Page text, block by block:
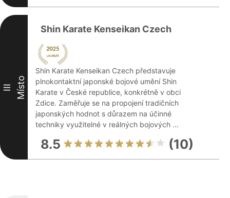
III Místo
Shin Karate Kenseikan Czech
Shin Karate Kenseikan Czech představuje
plnokontaktní japonské bojové umění Shin
Karate v České republice, konkrétně v obci
Zdice. Zaměřuje se na propojení tradičních
japonských hodnot s důrazem na účinné
techniky využitelné v reálných bojových ...
8.5 (10)